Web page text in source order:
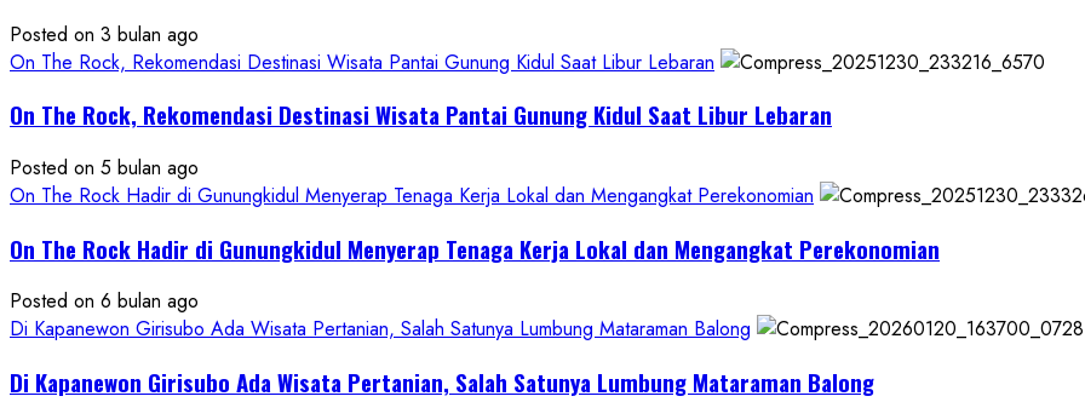
ROCK
Gunungkidul
Konsep
Padukan
Keindahan
dan
Wisata
Kekinian
Posted on 3 bulan ago
On The Rock, Rekomendasi Destinasi Wisata Pantai Gunung Kidul Saat Libur Lebaran
On The Rock, Rekomendasi Destinasi Wisata Pantai Gunung Kidul Saat Libur Lebaran
Posted on 5 bulan ago
On The Rock Hadir di Gunungkidul Menyerap Tenaga Kerja Lokal dan Mengangkat Perekonomian
On The Rock Hadir di Gunungkidul Menyerap Tenaga Kerja Lokal dan Mengangkat Perekonomian
Posted on 6 bulan ago
Di Kapanewon Girisubo Ada Wisata Pertanian, Salah Satunya Lumbung Mataraman Balong
Di Kapanewon Girisubo Ada Wisata Pertanian, Salah Satunya Lumbung Mataraman Balong